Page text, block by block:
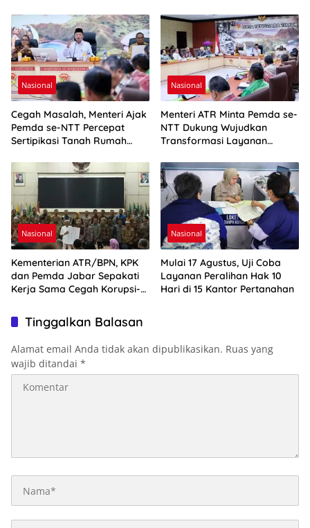
Nasional
Cegah Masalah, Menteri Ajak
Pemda se-NTT Percepat
Sertipikasi Tanah Rumah
Nasional
Menteri ATR Minta Pemda se-
NTT Dukung Wujudkan
Transformasi Layanan
Nasional
Kementerian ATR/BPN, KPK
dan Pemda Jabar Sepakati
Kerja Sama Cegah Korupsi-
Nasional
Mulai 17 Agustus, Uji Coba
Layanan Peralihan Hak 10
Hari di 15 Kantor Pertanahan
Tinggalkan Balasan
Alamat email Anda tidak akan dipublikasikan. Ruas yang
wajib ditandai *